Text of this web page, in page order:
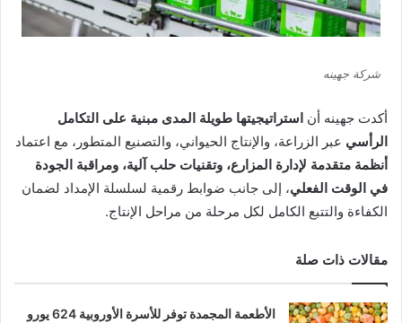
شركة جهينه
أكدت جهينه أن استراتيجيتها طويلة المدى مبنية على التكامل
الرأسي عبر الزراعة، والإنتاج الحيواني، والتصنيع المتطور، مع اعتماد
أنظمة متقدمة لإدارة المزارع، وتقنيات حلب آلية، ومراقبة الجودة
في الوقت الفعلي، إلى جانب ضوابط رقمية لسلسلة الإمداد لضمان
الكفاءة والتتبع الكامل لكل مرحلة من مراحل الإنتاج.
مقالات ذات صلة
الأطعمة المجمدة توفر للأسرة الأوروبية 624 يورو